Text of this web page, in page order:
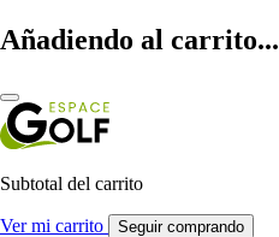
Añadiendo al carrito...
Subtotal del carrito
Ver mi carrito Seguir comprando